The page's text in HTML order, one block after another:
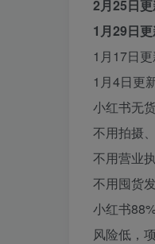
2月25日
1月29日
1月17日
1月4日更
小红书无
不用拍摄
不用营业
不用囤货
小红书
风险低，